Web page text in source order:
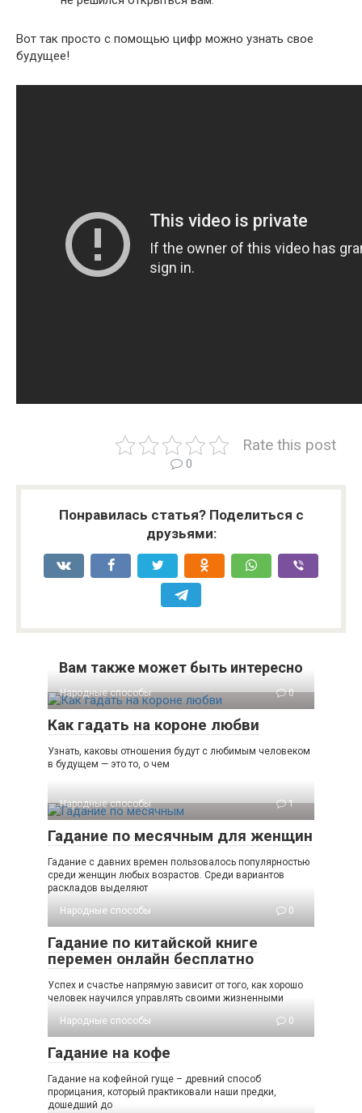
Вот так просто с помощью цифр можно узнать свое
будущее!
Rate this post
0
Понравилась статья? Поделиться с
друзьями:
Вам также может быть интересно
Народные способы 0
Как гадать на короне любви
Узнать, каковы отношения будут с любимым человеком
в будущем — это то, о чем
Народные способы 1
Гадание по месячным для женщин
Гадание с давних времен пользовалось популярностью
среди женщин любых возрастов. Среди вариантов
раскладов выделяют
Народные способы
0
Гадание по китайской книге
перемен онлайн бесплатно
Успех и счастье напрямую зависит от того, как хорошо
человек научился управлять своими жизненными
Народные способы
0
Гадание на кофе
Гадание на кофейной гуще – древний способ
прорицания, который практиковали наши предки,
дошедший до